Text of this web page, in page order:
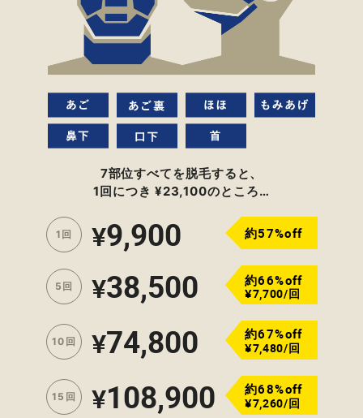
7部位すべてを脱毛すると、
1回につき ¥23,100のところ…
1回 ¥9,900 約57%off
5回 ¥38,500 約66%off
¥7,700/回
10回 ¥74,800 約67%off
¥7,480/回
15回 ¥108,900 約68%off
¥7,260/回